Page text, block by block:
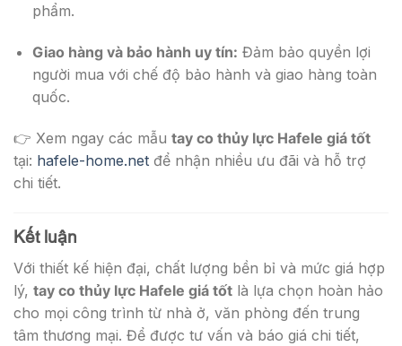
phẩm.
Giao hàng và bảo hành uy tín: Đảm bảo quyền lợi
người mua với chế độ bảo hành và giao hàng toàn
quốc.
👉 Xem ngay các mẫu tay co thủy lực Hafele giá tốt
tại: hafele-home.net để nhận nhiều ưu đãi và hỗ trợ
chi tiết.
Kết luận
Với thiết kế hiện đại, chất lượng bền bỉ và mức giá hợp
lý, tay co thủy lực Hafele giá tốt là lựa chọn hoàn hảo
cho mọi công trình từ nhà ở, văn phòng đến trung
tâm thương mại. Để được tư vấn và báo giá chi tiết,